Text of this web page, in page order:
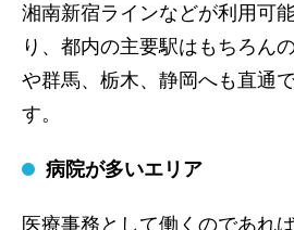
湘南新宿ラインなどが利用可
り、都内の主要駅はもちろん
や群馬、栃木、静岡へも直通
す。
病院が多いエリア
医療事務として働くのであれ